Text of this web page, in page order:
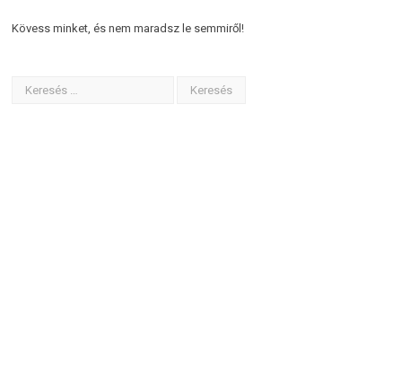
Kövess minket, és nem maradsz le semmiről!